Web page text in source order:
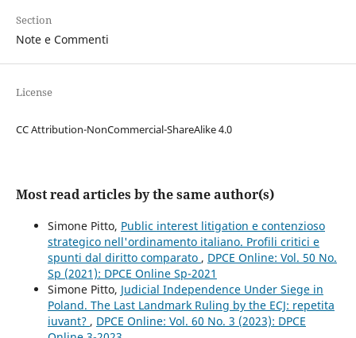
Section
Note e Commenti
License
CC Attribution-NonCommercial-ShareAlike 4.0
Most read articles by the same author(s)
Simone Pitto, Public interest litigation e contenzioso
strategico nell'ordinamento italiano. Profili critici e
spunti dal diritto comparato , DPCE Online: Vol. 50 No.
Sp (2021): DPCE Online Sp-2021
Simone Pitto, Judicial Independence Under Siege in
Poland. The Last Landmark Ruling by the ECJ: repetita
iuvant? , DPCE Online: Vol. 60 No. 3 (2023): DPCE